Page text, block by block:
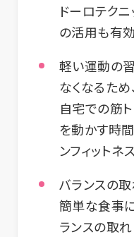
ドーロテク
の活用も有効
軽い運動の
なくなるため
自宅での筋
を動かす時間
ンフィットネ
バランスの
簡単な食事
ランスの取